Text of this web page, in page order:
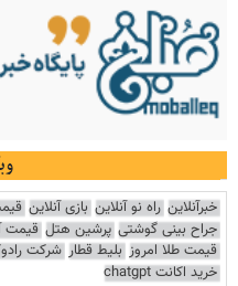
خبرآنلاین راه نو آنلاین بازی آنلاین
جراح بینی گوشتی پرشین هتل قیمت
قیمت طلا امروز بلیط قطار شرکت
خرید اکانت chatgpt